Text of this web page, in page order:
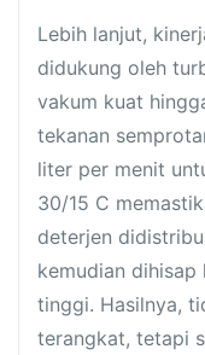
Lebih lanjut,
didukung oleh
vakum kuat
tekanan
liter per menit
30/15 C
deterjen
kemudian
tinggi. Hasilnya,
terangkat, tetapi